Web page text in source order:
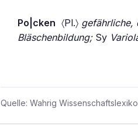
Po|cken 〈Pl.〉 gefährliche,
Bläschenbildung;Sy
Quelle: Wahrig